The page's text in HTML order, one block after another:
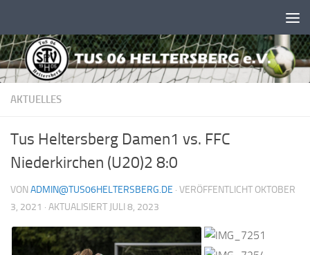
AKTUELLES
Tus Heltersberg Damen1 vs. FFC
Niederkirchen (U20)2 8:0
VON ADMIN@TUS06HELTERSBERG.DE · VERÖFFENTLICHT OKTOBER
3, 2021 · AKTUALISIERT JULI 8, 2023